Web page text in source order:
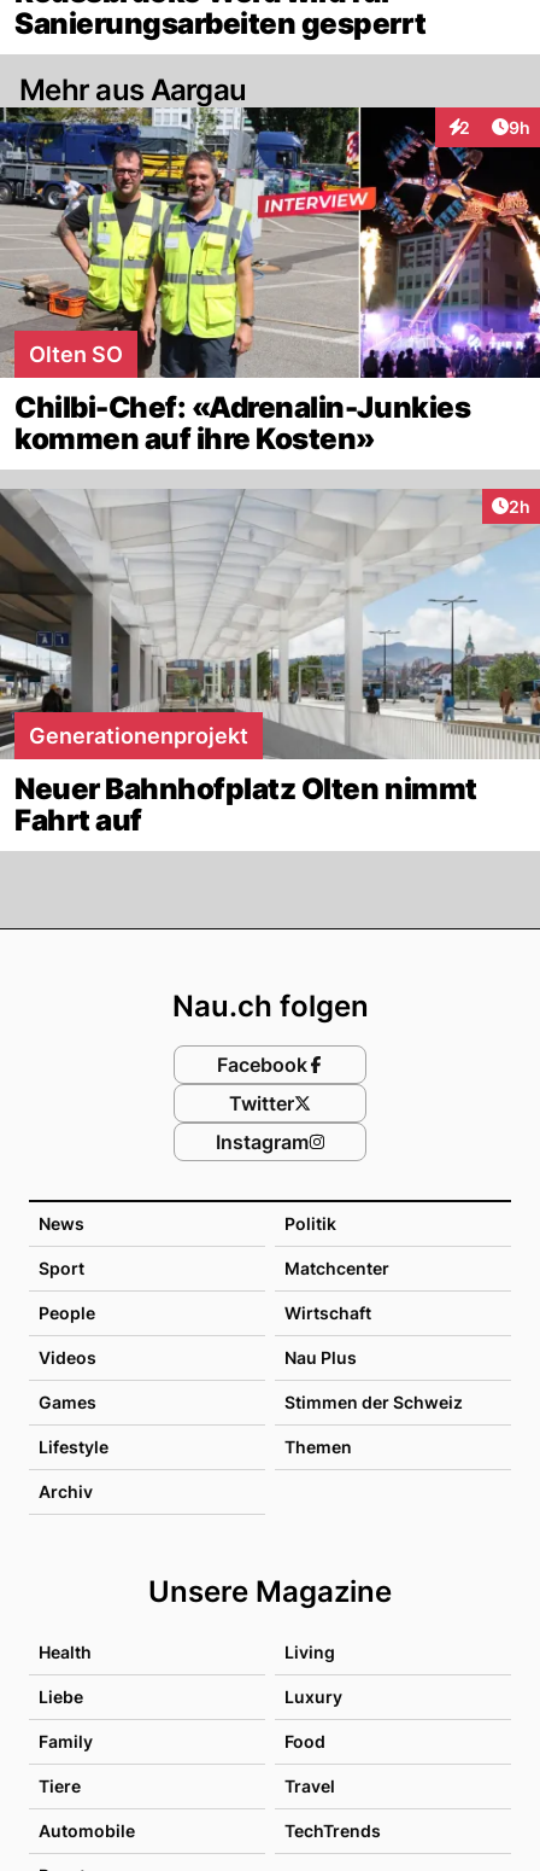
Sanierungsarbeiten gesperrt
Mehr aus Aargau
2 9h
Olten SO
Chilbi-Chef: «Adrenalin-Junkies
kommen auf ihre Kosten»
2h
Generationenprojekt
Neuer Bahnhofplatz Olten nimmt
Fahrt auf
News Politik
Sport Matchcenter
People Wirtschaft
Videos Nau Plus
Games Stimmen der Schweiz
Lifestyle Themen
Archiv
Unsere Magazine
Health Living
Liebe Luxury
Family Food
Tiere Travel
Automobile TechTrends
Nau.ch folgen
Facebook
Twitter
Instagram